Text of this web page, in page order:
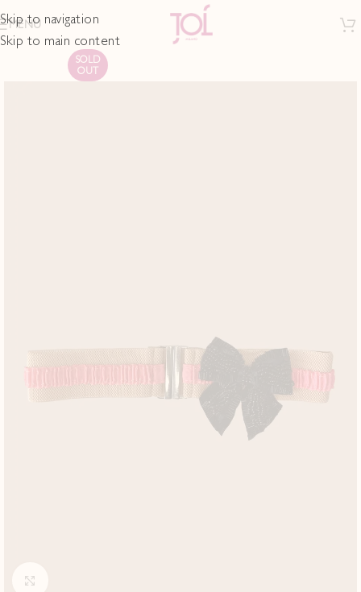
Skip to navigation
Skip to main content
MENU
SOLD
OUT